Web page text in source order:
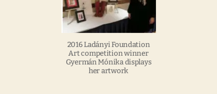
2016 Ladányi Foundation
Art competition winner
Gyermán Mónika displays
her artwork